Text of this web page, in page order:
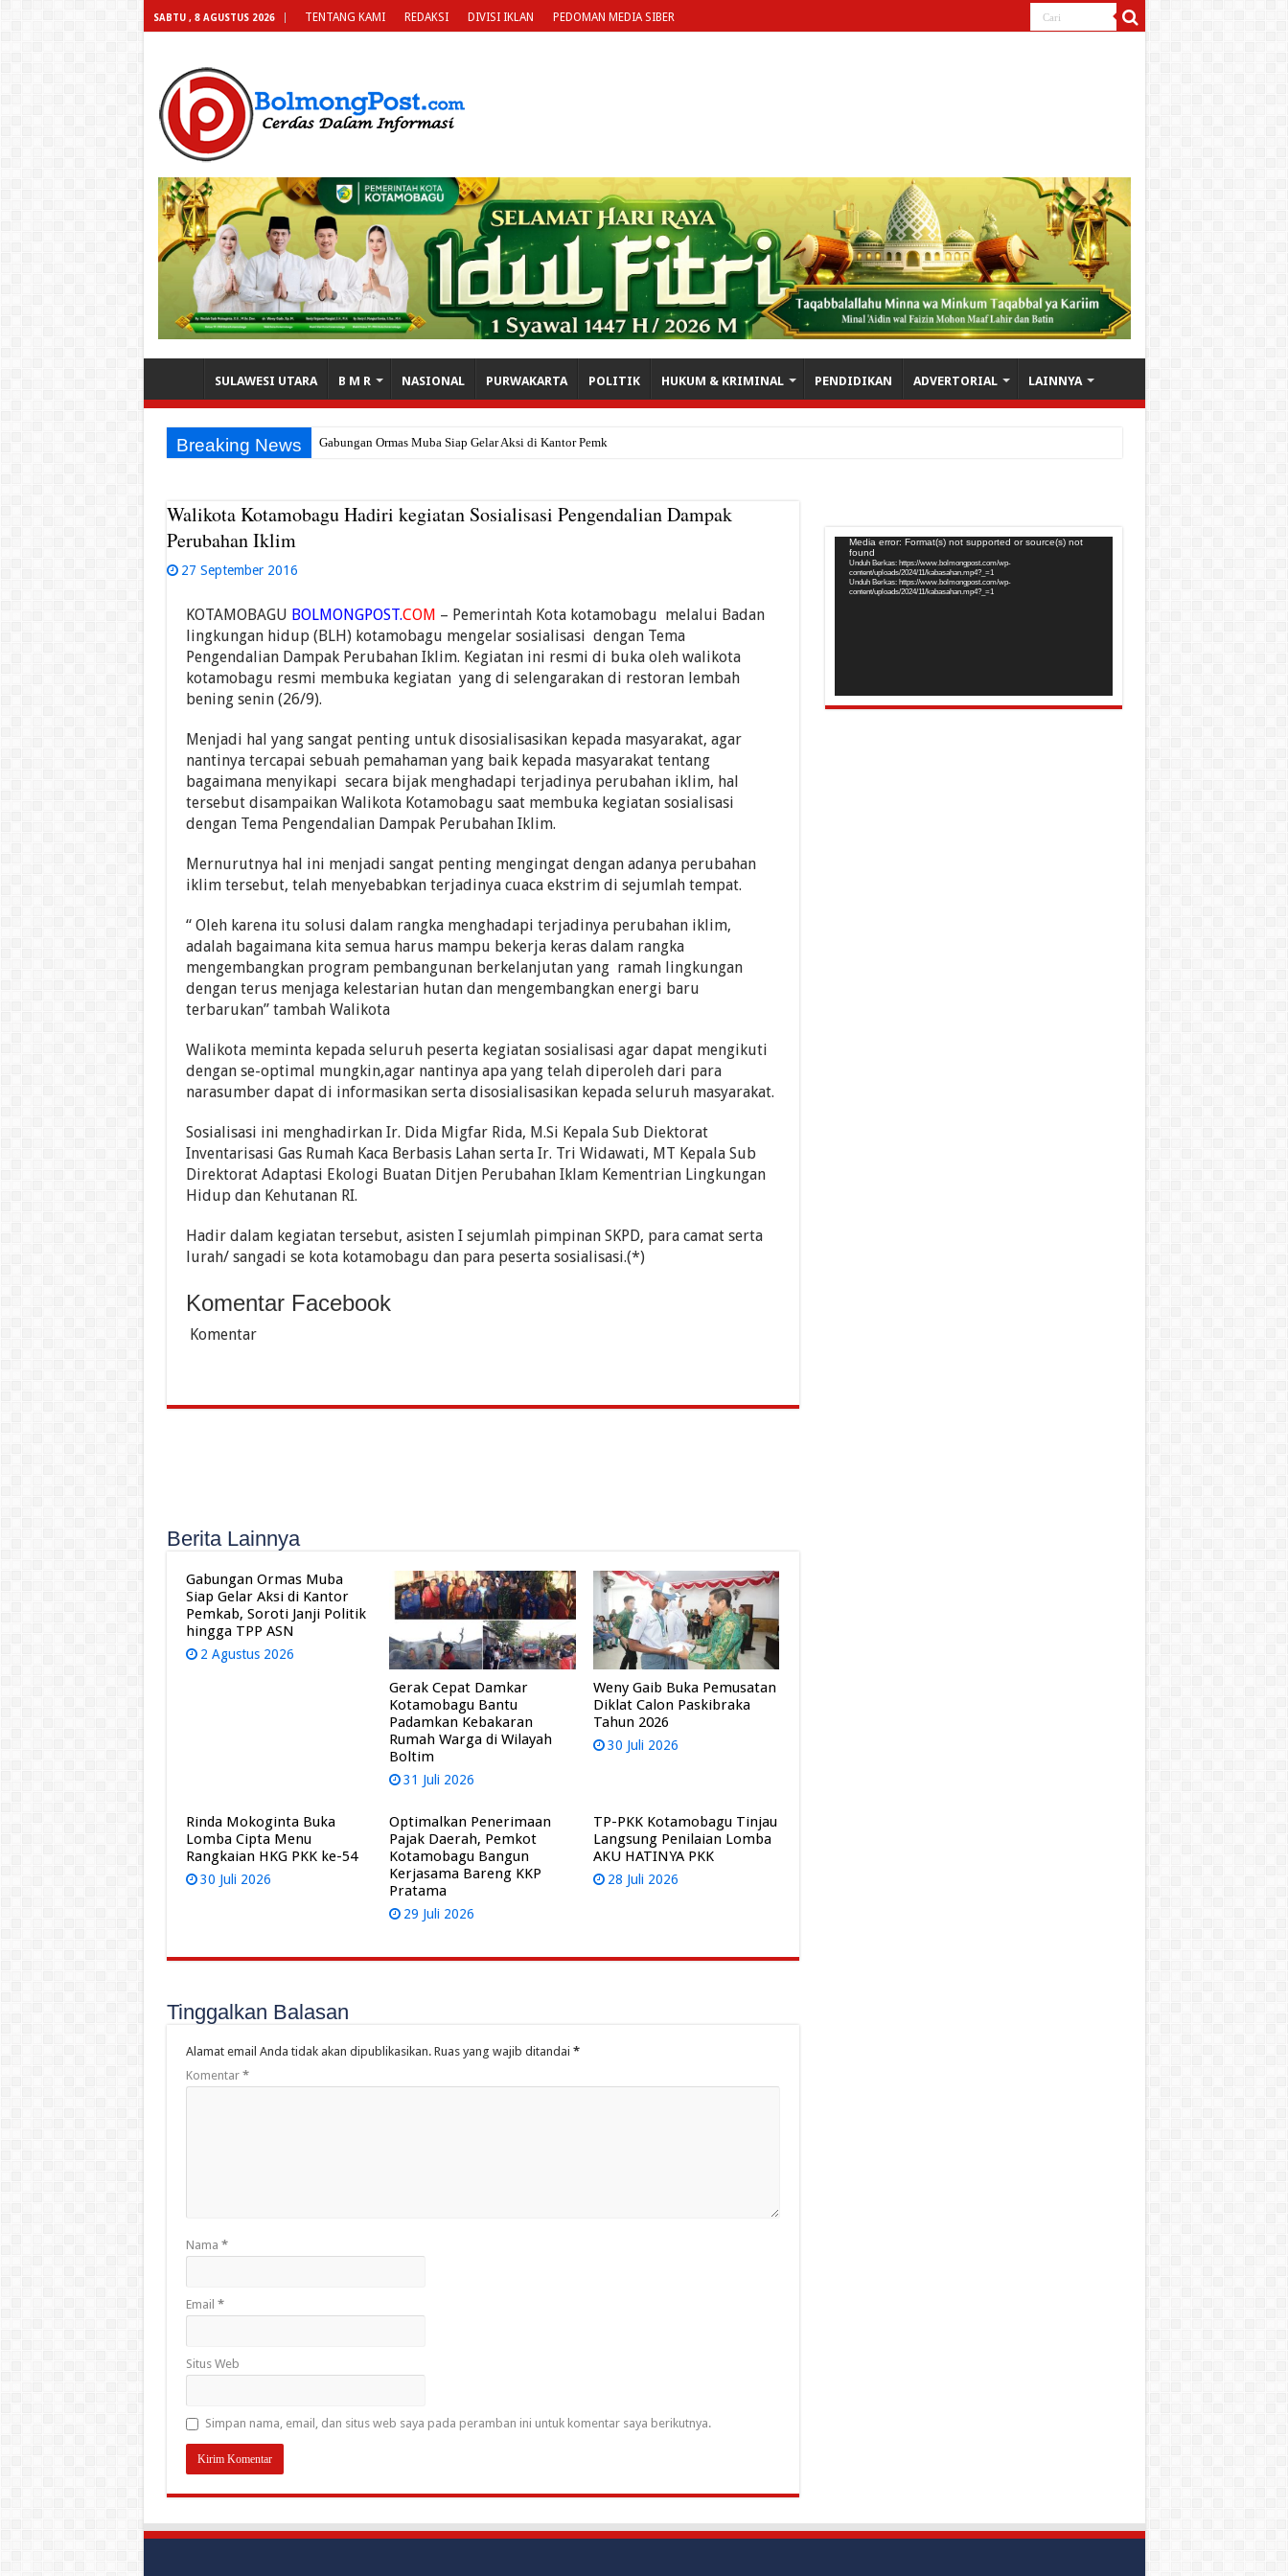
SABTU , 8 AGUSTUS 2026 TENTANG KAMI REDAKSI DIVISI IKLAN PEDOMAN MEDIA SIBER
SULAWESI UTARA B M R NASIONAL PURWAKARTA POLITIK HUKUM & KRIMINAL PENDIDIKAN ADVERTORIAL LAINNYA
Breaking News Gabungan Ormas Muba Siap Gelar Aksi di Kantor Pemkab, Soroti Janji Politik
Walikota Kotamobagu Hadiri kegiatan Sosialisasi Pengendalian Dampak
Perubahan Iklim
27 September 2016
KOTAMOBAGU BOLMONGPOST.COM – Pemerintah Kota kotamobagu melalui Badan
lingkungan hidup (BLH) kotamobagu mengelar sosialisasi dengan Tema
Pengendalian Dampak Perubahan Iklim. Kegiatan ini resmi di buka oleh walikota
kotamobagu resmi membuka kegiatan yang di selengarakan di restoran lembah
bening senin (26/9).
Menjadi hal yang sangat penting untuk disosialisasikan kepada masyarakat, agar
nantinya tercapai sebuah pemahaman yang baik kepada masyarakat tentang
bagaimana menyikapi secara bijak menghadapi terjadinya perubahan iklim, hal
tersebut disampaikan Walikota Kotamobagu saat membuka kegiatan sosialisasi
dengan Tema Pengendalian Dampak Perubahan Iklim.
Mernurutnya hal ini menjadi sangat penting mengingat dengan adanya perubahan
iklim tersebut, telah menyebabkan terjadinya cuaca ekstrim di sejumlah tempat.
“ Oleh karena itu solusi dalam rangka menghadapi terjadinya perubahan iklim,
adalah bagaimana kita semua harus mampu bekerja keras dalam rangka
mengembangkan program pembangunan berkelanjutan yang ramah lingkungan
dengan terus menjaga kelestarian hutan dan mengembangkan energi baru
terbarukan” tambah Walikota
Walikota meminta kepada seluruh peserta kegiatan sosialisasi agar dapat mengikuti
dengan se-optimal mungkin,agar nantinya apa yang telah diperoleh dari para
narasumber dapat di informasikan serta disosialisasikan kepada seluruh masyarakat.
Sosialisasi ini menghadirkan Ir. Dida Migfar Rida, M.Si Kepala Sub Diektorat
Inventarisasi Gas Rumah Kaca Berbasis Lahan serta Ir. Tri Widawati, MT Kepala Sub
Direktorat Adaptasi Ekologi Buatan Ditjen Perubahan Iklam Kementrian Lingkungan
Hidup dan Kehutanan RI.
Hadir dalam kegiatan tersebut, asisten I sejumlah pimpinan SKPD, para camat serta
lurah/ sangadi se kota kotamobagu dan para peserta sosialisasi.(*)
Komentar Facebook
Komentar
Berita Lainnya
Gabungan Ormas Muba
Siap Gelar Aksi di Kantor
Pemkab, Soroti Janji Politik
hingga TPP ASN
2 Agustus 2026
Gerak Cepat Damkar
Kotamobagu Bantu
Padamkan Kebakaran
Rumah Warga di Wilayah
Boltim
31 Juli 2026
Weny Gaib Buka Pemusatan
Diklat Calon Paskibraka
Tahun 2026
30 Juli 2026
Rinda Mokoginta Buka
Lomba Cipta Menu
Rangkaian HKG PKK ke-54
30 Juli 2026
Optimalkan Penerimaan
Pajak Daerah, Pemkot
Kotamobagu Bangun
Kerjasama Bareng KKP
Pratama
29 Juli 2026
TP-PKK Kotamobagu Tinjau
Langsung Penilaian Lomba
AKU HATINYA PKK
28 Juli 2026
Tinggalkan Balasan
Alamat email Anda tidak akan dipublikasikan. Ruas yang wajib ditandai *
Komentar *
Nama *
Email *
Situs Web
Simpan nama, email, dan situs web saya pada peramban ini untuk komentar saya berikutnya.
Pemutar
Video
Media error: Format(s) not supported or source(s) not
found
Unduh Berkas: https://www.bolmongpost.com/wp-
content/uploads/2024/11/kabasahan.mp4?_=1
Unduh Berkas: https://www.bolmongpost.com/wp-
content/uploads/2024/11/kabasahan.mp4?_=1